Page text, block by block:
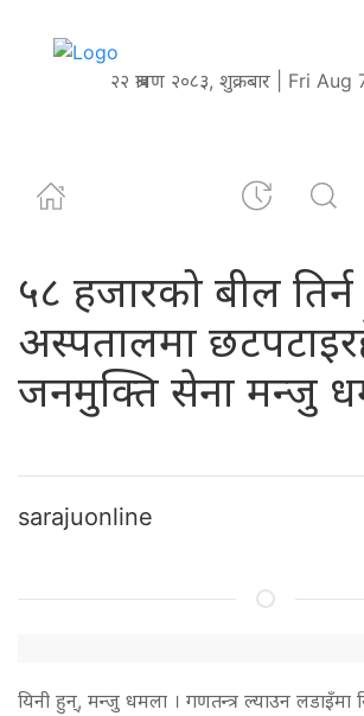
२२ श्रावण २०८३, शुक्रबार | Fri
५८ हजारको बील
अस्पतालमा
जनमुक्ति सेना मन्जु
sarajuonline
यिनी हुन्, मन्जु धमला । गणतन्त्र ल्याउन लडाइँमा